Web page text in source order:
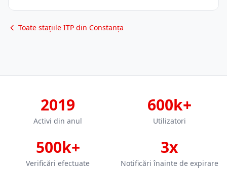
Toate stațiile ITP din Constanța
2019
Activi din anul
600k+
Utilizatori
500k+
Verificări efectuate
3x
Notificări înainte de expirare